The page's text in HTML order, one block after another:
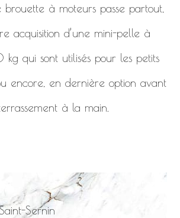
brouette à moteurs passe partout,
acquisition d’une mini-pelle à
qui sont utilisés pour les petits
encore, en dernière option avant
à la main.
Sernin